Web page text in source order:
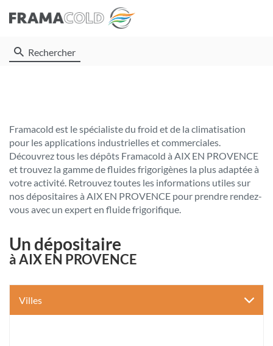
Rechercher
Framacold est le spécialiste du froid et de la climatisation
pour les applications industrielles et commerciales.
Découvrez tous les dépôts Framacold à AIX EN PROVENCE
et trouvez la gamme de fluides frigorigènes la plus adaptée à
votre activité. Retrouvez toutes les informations utiles sur
nos dépositaires à AIX EN PROVENCE pour prendre rendez-
vous avec un expert en fluide frigorifique.
Un dépositaire
à AIX EN PROVENCE
Villes